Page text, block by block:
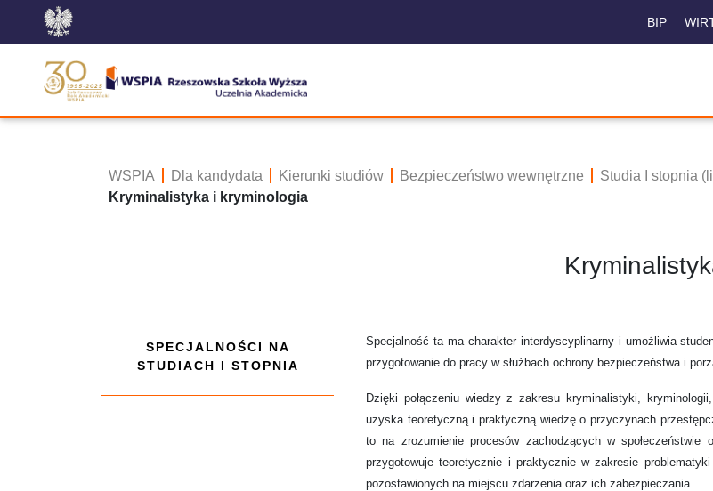
BIP
WSPIA Dla kandydata Kierunki studiów Bezpieczeństwo wewnętrzne Studia I stopnia
Kryminalistyka i kryminologia
SPECJALNOŚCI NA
STUDIACH I STOPNIA
Specjalność ta ma charakter interdyscyplinarny i umożliwia
przygotowanie do pracy w służbach ochrony bezpieczeństwa i
Dzięki połączeniu wiedzy z zakresu kryminalistyki,
uzyska teoretyczną i praktyczną wiedzę o przyczynach
to na zrozumienie procesów zachodzących w
przygotowuje teoretycznie i praktycznie w zakresie
pozostawionych na miejscu zdarzenia oraz ich zabezpieczania.